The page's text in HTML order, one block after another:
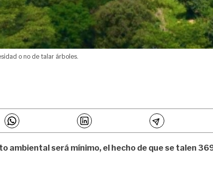
o no de talar árboles.
ambiental será mínimo, el hecho de que se talen